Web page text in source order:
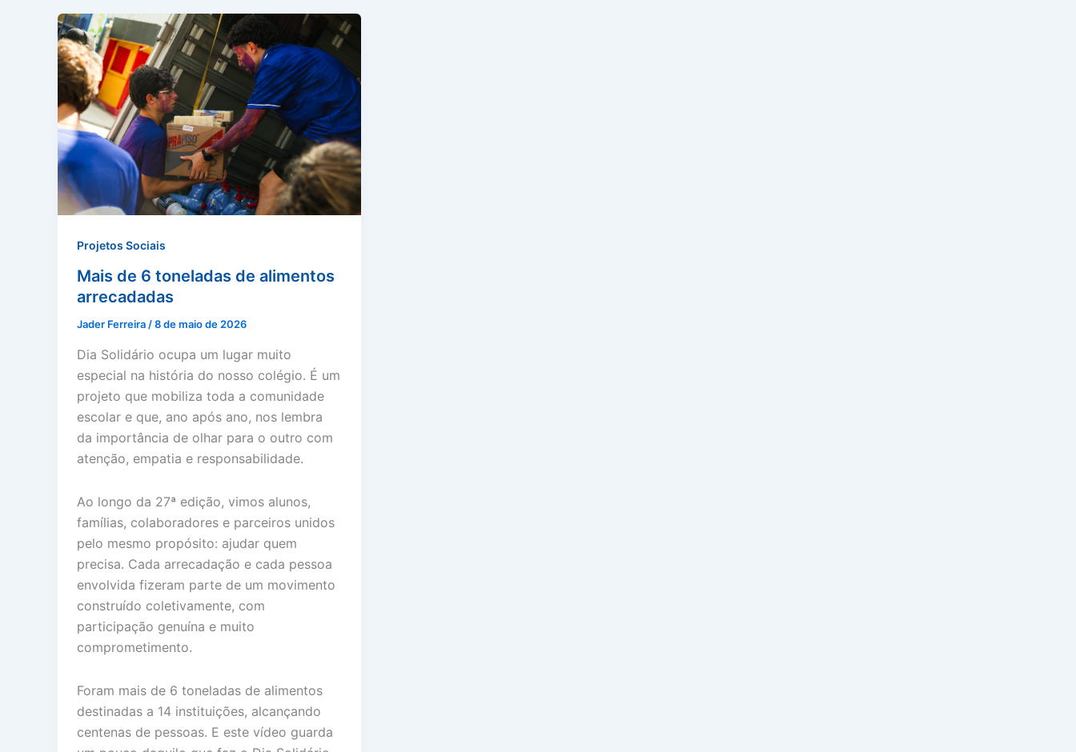
Projetos Sociais
Mais de 6 toneladas de alimentos
arrecadadas
Jader Ferreira /8 de maio de 2026
Dia Solidário ocupa um lugar muito
especial na história do nosso colégio. É um
projeto que mobiliza toda a comunidade
escolar e que, ano após ano, nos lembra
da importância de olhar para o outro com
atenção, empatia e responsabilidade.
Ao longo da 27ª edição, vimos alunos,
famílias, colaboradores e parceiros unidos
pelo mesmo propósito: ajudar quem
precisa. Cada arrecadação e cada pessoa
envolvida fizeram parte de um movimento
construído coletivamente, com
participação genuína e muito
comprometimento.
Foram mais de 6 toneladas de alimentos
destinadas a 14 instituições, alcançando
centenas de pessoas. E este vídeo guarda